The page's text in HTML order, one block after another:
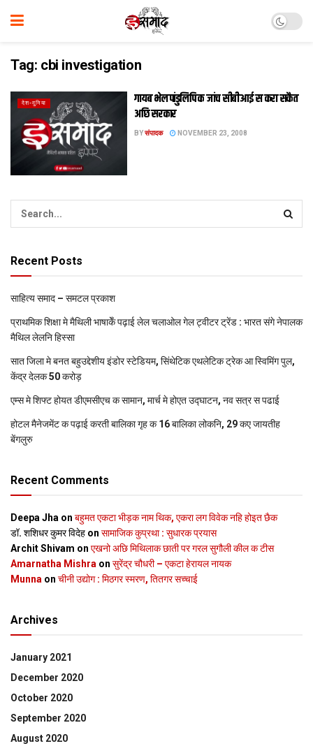
Tag: cbi investigation
देश-दुनिया
गायब भेल पांडुलिपि क जांच सीबीआई स करा सकैत
अछि सरकार
BYसंपादक NOVEMBER 23, 2008
Recent Posts
साहित्य समाद – समटल प्रकाश
प्राथमिक शि‍क्षा मे मैथि‍ली भाषाकेँ पढ़ाई लेल चलाओल गेल ट्वीटर ट्रेंड : भारत संगे नेपालक
मैथिल लेलनि हिस्सा
सात जिला मे बनत बहुउद्देशीय इंडोर स्‍टेडि‍यम, सिंथेटिक एथलेटिक ट्रेक आ स्विमिंग पुल,
केंद्र देलक 50 करोड़
एम्स मे शिफ्ट होयत डीएमसीएच क सामान, मार्च मे होएत उद्घाटन, नव सत्र स पढाई
होटल मैनेजमेंट क पढ़ाई करती बालिका गृह क 16 बालिका लोकनि, 29 कए जायतीह
बेंगलुरु
Recent Comments
Deepa Jha on बहुमत एकटा भीड़क नाम थिक, एकरा लग विवेक नहि होइत छैक
डॉ. शशिधर कुमर विदेह on सामाजिक कुप्रथा : सुधारक प्रयास
Archit Shivam on एखनो अछि मिथिलाक छाती पर गरल सुगौली कील क टीस
Amarnatha Mishra on सुरेंद्र चौधरी – एकटा हेरायल नायक
Munna on चीनी उद्योग : मिठगर स्‍मरण, तितगर सच्‍चाई
Archives
January 2021
December 2020
October 2020
September 2020
August 2020